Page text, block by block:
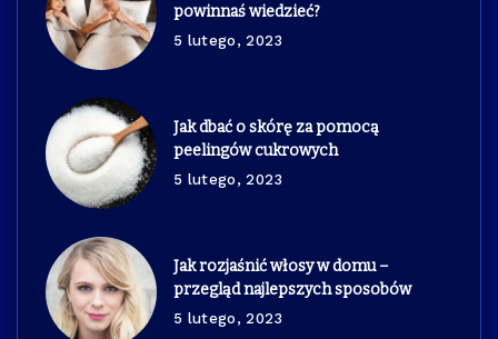
powinnaś wiedzieć?
5 lutego, 2023
Jak dbać o skórę za pomocą
peelingów cukrowych
5 lutego, 2023
Jak rozjaśnić włosy w domu –
przegląd najlepszych sposobów
5 lutego, 2023